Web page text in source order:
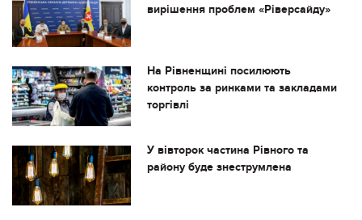
вирішення проблем «Ріверсайду»
На Рівненщині посилюють
контроль за ринками та закладами
торгівлі
У вівторок частина Рівного та
району буде знеструмлена